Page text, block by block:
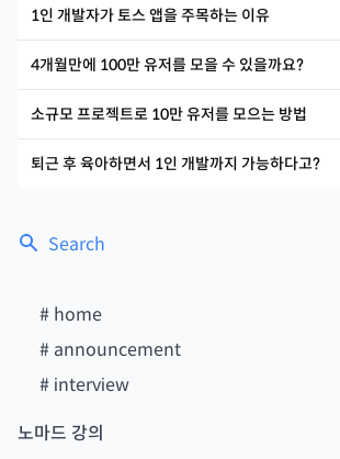
Search
# home
# announcement
# interview
노마드 강의
1인 개발자가 토스 앱을 주목하는 이유
4개월만에 100만 유저를 모을 수 있을까요?
소규모 프로젝트로 10만 유저를 모으는 방법
퇴근 후 육아하면서 1인 개발까지 가능하다고?